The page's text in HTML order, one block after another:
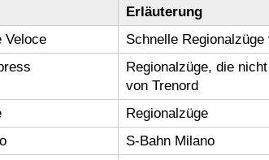
Erläuterung
Veloce Schnelle Regionalzüge
Regionalzüge, die
von Trenord
Regionalzüge
S-Bahn Milano